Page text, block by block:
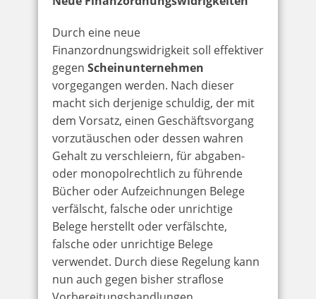
Durch eine neue
Finanzordnungswidrigkeit soll effektiver
gegen Scheinunternehmen
vorgegangen werden. Nach dieser
macht sich derjenige schuldig, der mit
dem Vorsatz, einen Geschäftsvorgang
vorzutäuschen oder dessen wahren
Gehalt zu verschleiern, für abgaben-
oder monopolrechtlich zu führende
Bücher oder Aufzeichnungen Belege
verfälscht, falsche oder unrichtige
Belege herstellt oder verfälschte,
falsche oder unrichtige Belege
verwendet. Durch diese Regelung kann
nun auch gegen bisher straflose